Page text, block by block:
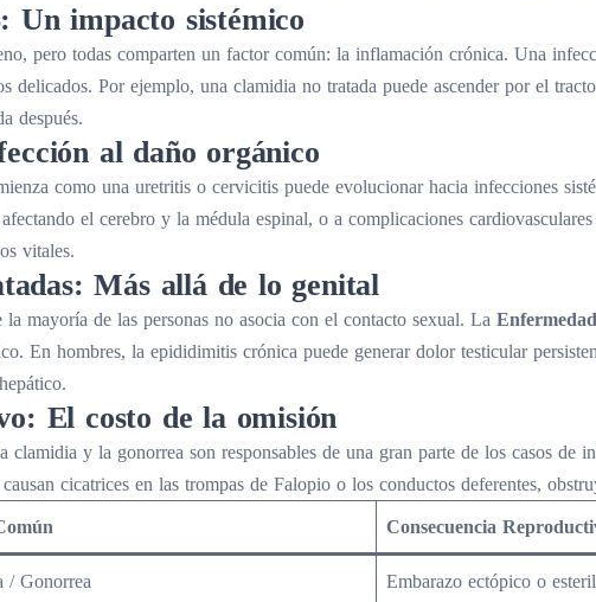
Un impacto sistémico
pero todas comparten un factor común: la inflamación crónica. Una
delicados. Por ejemplo, una clamidia no tratada puede ascender por el
después.
al daño orgánico
como una uretritis o cervicitis puede evolucionar hacia infecciones
el cerebro y la médula espinal, o a complicaciones
vitales.
Más allá de lo genital
la mayoría de las personas no asocia con el contacto sexual. La
En hombres, la epididimitis crónica puede generar dolor testicular
El costo de la omisión
clamidia y la gonorrea son responsables de una gran parte de los casos de
cicatrices en las trompas de Falopio o los conductos deferentes,
Consecuencia
/ Gonorrea Embarazo ectópico o